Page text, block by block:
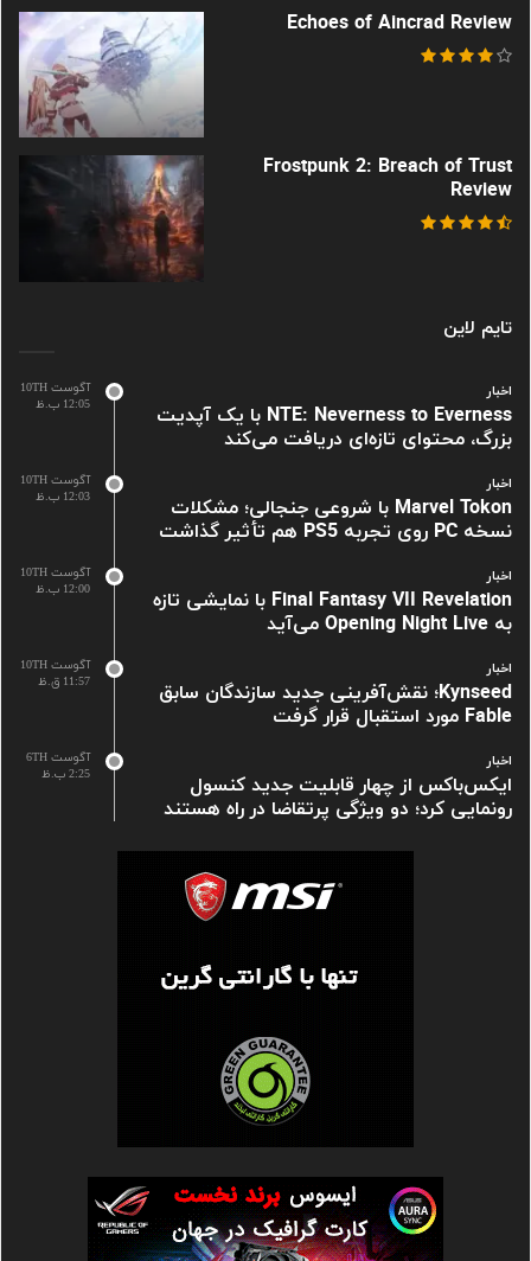
Echoes of Aincrad Review
Frostpunk 2: Breach of Trust
Review
تایم لاین
آگوست 10TH
12:05 ب.ظ
اخبار
NTE: Neverness to Everness با یک آپدیت
بزرگ، محتوای تازه‌ای دریافت می‌کند
آگوست 10TH
12:03 ب.ظ
اخبار
Marvel Tokon با شروعی جنجالی؛ مشکلات
نسخه PC روی تجربه PS5 هم تأثیر گذاشت
آگوست 10TH
12:00 ب.ظ
اخبار
Final Fantasy VII Revelation با نمایشی تازه
به Opening Night Live می‌آید
آگوست 10TH
11:57 ق.ظ
اخبار
Kynseed؛ نقش‌آفرینی جدید سازندگان سابق
Fable مورد استقبال قرار گرفت
آگوست 6TH
2:25 ب.ظ
اخبار
ایکس‌باکس از چهار قابلیت جدید کنسول
رونمایی کرد؛ دو ویژگی پرتقاضا در راه هستند